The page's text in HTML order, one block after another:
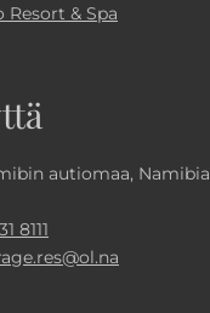
Resort & Spa
autiomaa, Namibia
8111